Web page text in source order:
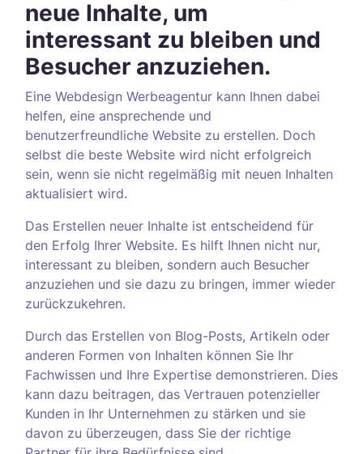
neue Inhalte, um
interessant zu bleiben und
Besucher anzuziehen.
Eine Webdesign Werbeagentur kann Ihnen dabei
helfen, eine ansprechende und
benutzerfreundliche Website zu erstellen. Doch
selbst die beste Website wird nicht erfolgreich
sein, wenn sie nicht regelmäßig mit neuen Inhalten
aktualisiert wird.
Das Erstellen neuer Inhalte ist entscheidend für
den Erfolg Ihrer Website. Es hilft Ihnen nicht nur,
interessant zu bleiben, sondern auch Besucher
anzuziehen und sie dazu zu bringen, immer wieder
zurückzukehren.
Durch das Erstellen von Blog-Posts, Artikeln oder
anderen Formen von Inhalten können Sie Ihr
Fachwissen und Ihre Expertise demonstrieren. Dies
kann dazu beitragen, das Vertrauen potenzieller
Kunden in Ihr Unternehmen zu stärken und sie
davon zu überzeugen, dass Sie der richtige